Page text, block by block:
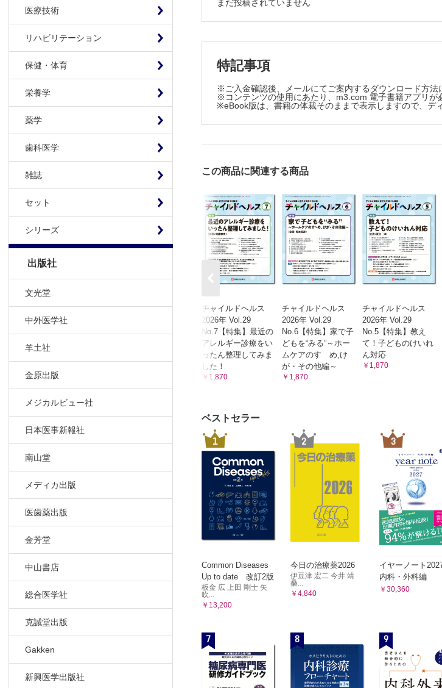
医療技術
リハビリテーション
保健・体育
栄養学
薬学
歯科医学
雑誌
セット
シリーズ
出版社
文光堂
中外医学社
羊土社
金原出版
メジカルビュー社
日本医事新報社
南山堂
メディカ出版
医歯薬出版
金芳堂
中山書店
総合医学社
克誠堂出版
Gakken
新興医学出版社
香
てんや・わんや・こどものほんや 第6回
子どもがほかの子に比べて大きい…伊藤健太
まだ投稿されていません
特記事項
※ご入金確認後、メールにてご案内するダウンロード方法
※コンテンツの使用にあたり、m3.com 電子書籍アプリが
※eBook版は、書籍の体裁そのままで表示しますので、デ
この商品に関連する商品
チャイルドヘルス
2026年 Vol.29
No.7【特集】最近の
アレルギー診療をい
ったん整理してみま
した！
￥1,870
チャイルドヘルス
2026年 Vol.29
No.6【特集】家で子
どもを“みる”～ホー
ムケアのすゝめ,け
が・その他編～
￥1,870
チャイルドヘルス
2026年 Vol.29
No.5【特集】教え
て！子どものけいれ
ん対応
￥1,870
ベストセラー
1
Common Diseases
Up to date 改訂2版
板金 広 上田 剛士 矢
吹...
￥13,200
2
今日の治療薬2026
伊豆津 宏二 今井 靖
桑...
￥4,840
3
イヤーノート
内科・外科編
￥30,360
7 8 9